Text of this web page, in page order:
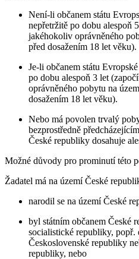
Není-li občanem státu
nepřetržitě po dobu alespoň
jakéhokoliv oprávněného
před dosažením 18 let věku).
Je-li občanem státu
po dobu alespoň 3 let
oprávněného pobytu na
dosažením 18 let věku).
Nebo má povolen trvalý
bezprostředně
České republiky dosahuje
Možné důvody pro prominutí této
Žadatel má na území České
narodil se na území České
byl státním občanem České
socialistické republiky, popř.
Československé republiky
republiky, nebo